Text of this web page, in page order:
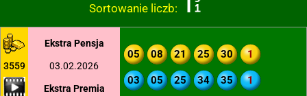
Sortowanie liczb:
3559
Ekstra Pensja
03.02.2026
Ekstra Premia
05 08 21 25 30 1
03 05 25 34 35 1